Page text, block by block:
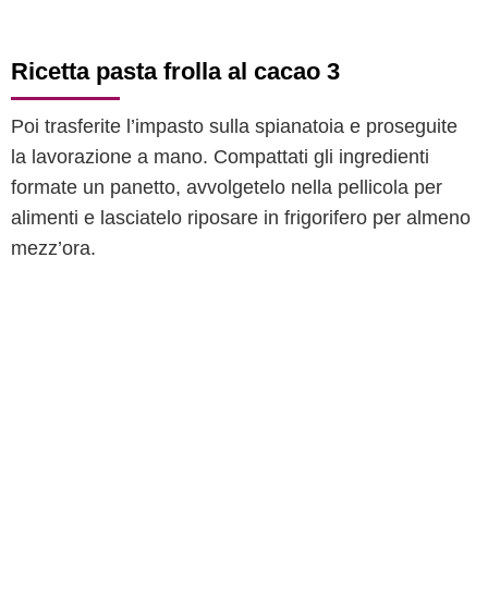
Ricetta pasta frolla al cacao 3
Poi trasferite l’impasto sulla spianatoia e proseguite
la lavorazione a mano. Compattati gli ingredienti
formate un panetto, avvolgetelo nella pellicola per
alimenti e lasciatelo riposare in frigorifero per almeno
mezz’ora.